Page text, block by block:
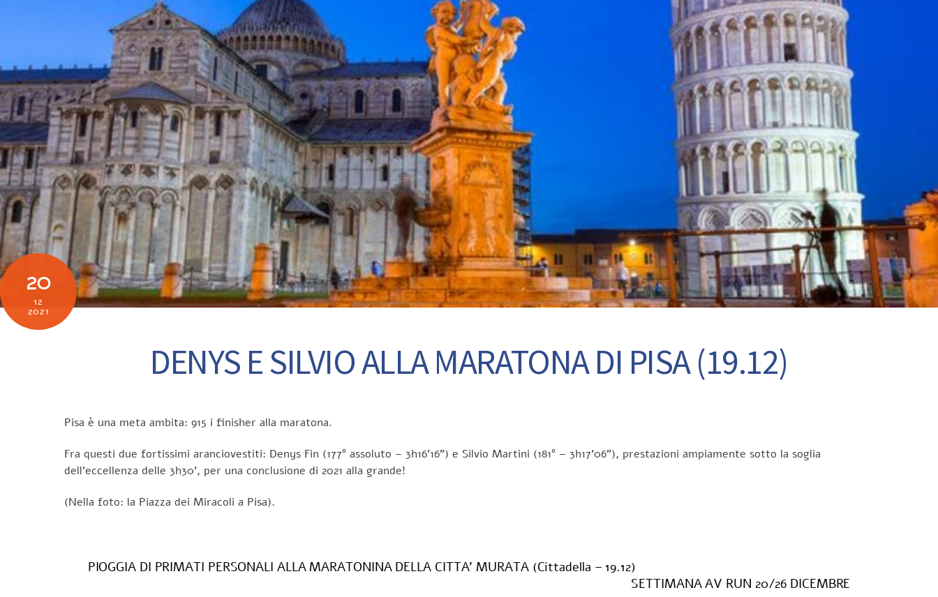
20
12
2021
DENYS E SILVIO ALLA MARATONA DI PISA (19.12)
Pisa è una meta ambita: 915 i finisher alla maratona.
Fra questi due fortissimi aranciovestiti: Denys Fin (177° assoluto – 3h16’16”) e Silvio Martini (181° – 3h17’06”), prestazioni ampiamente sotto la soglia
dell’eccellenza delle 3h30’, per una conclusione di 2021 alla grande!
(Nella foto: la Piazza dei Miracoli a Pisa).
PIOGGIA DI PRIMATI PERSONALI ALLA MARATONINA DELLA CITTA’ MURATA (Cittadella – 19.12)
SETTIMANA AV RUN 20/26 DICEMBRE